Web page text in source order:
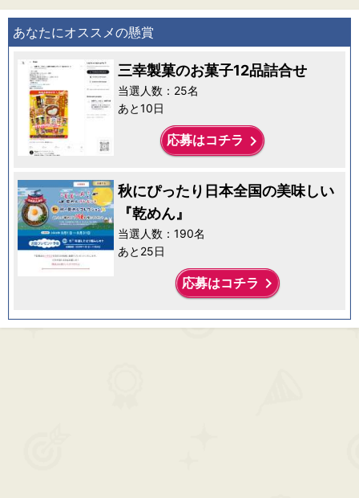
あなたにオススメの懸賞
三幸製菓のお菓子12品詰合せ
当選人数：25名
あと10日
応募はコチラ keyboard_arrow_right
秋にぴったり日本全国の美味しい
『乾めん』
当選人数：190名
あと25日
応募はコチラ keyboard_arrow_right